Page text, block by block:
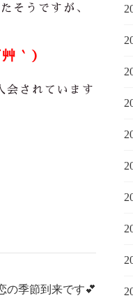
そうですが、
｀)
会されています
の季節到来です💕